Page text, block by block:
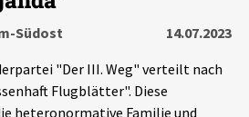
Südost
14.07.2023
"Der III. Weg" verteilt nach
Flugblätter". Diese
heteronormative Familie und
Statistik